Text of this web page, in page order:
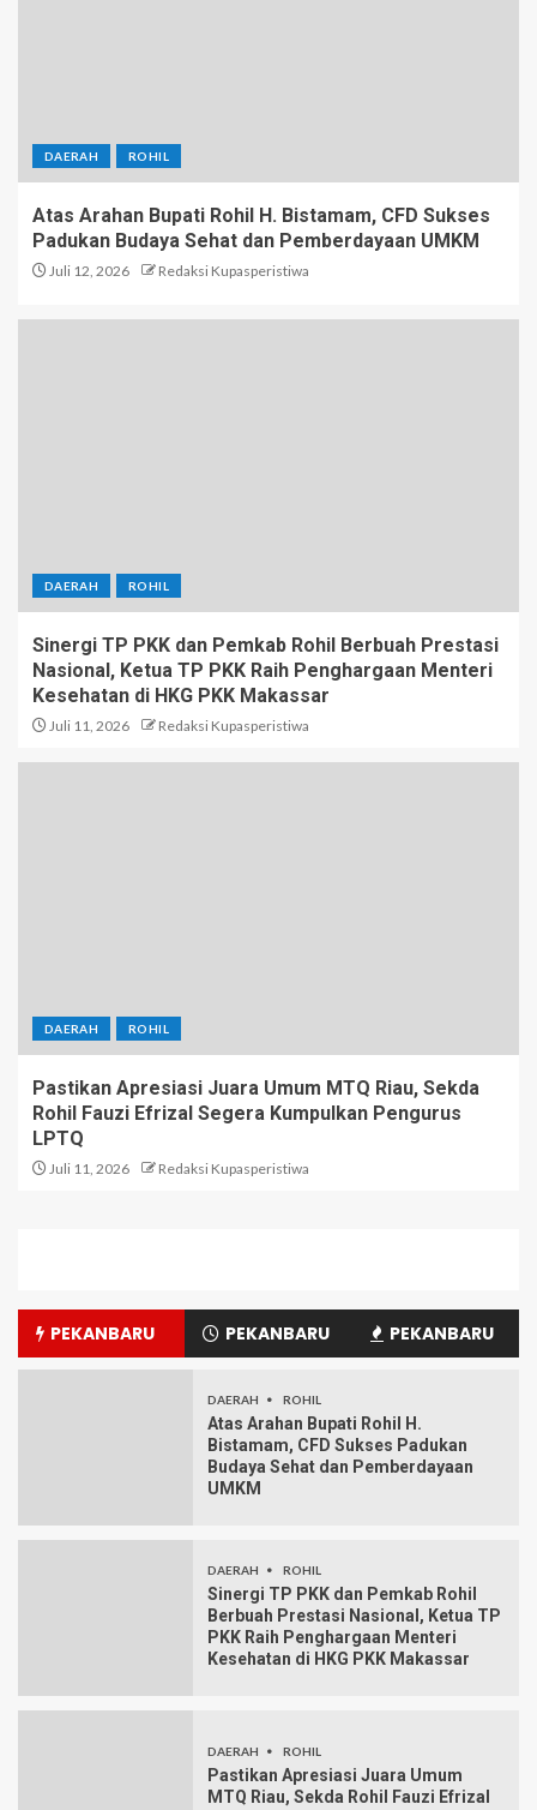
DAERAH ROHIL
Atas Arahan Bupati Rohil H. Bistamam, CFD Sukses
Padukan Budaya Sehat dan Pemberdayaan UMKM
Juli 12, 2026 Redaksi Kupasperistiwa
DAERAH ROHIL
Sinergi TP PKK dan Pemkab Rohil Berbuah Prestasi
Nasional, Ketua TP PKK Raih Penghargaan Menteri
Kesehatan di HKG PKK Makassar
Juli 11, 2026 Redaksi Kupasperistiwa
DAERAH ROHIL
Pastikan Apresiasi Juara Umum MTQ Riau, Sekda
Rohil Fauzi Efrizal Segera Kumpulkan Pengurus
LPTQ
Juli 11, 2026 Redaksi Kupasperistiwa
PEKANBARU PEKANBARU PEKANBARU
DAERAH ROHIL
Atas Arahan Bupati Rohil H.
Bistamam, CFD Sukses Padukan
Budaya Sehat dan Pemberdayaan
UMKM
DAERAH ROHIL
Sinergi TP PKK dan Pemkab Rohil
Berbuah Prestasi Nasional, Ketua TP
PKK Raih Penghargaan Menteri
Kesehatan di HKG PKK Makassar
DAERAH ROHIL
Pastikan Apresiasi Juara Umum
MTQ Riau, Sekda Rohil Fauzi Efrizal